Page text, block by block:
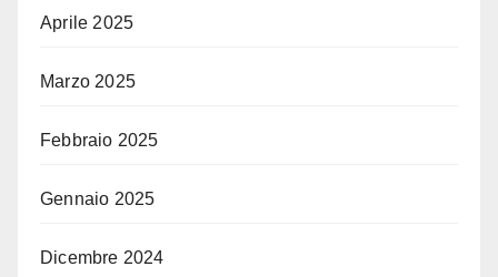
Aprile 2025
Marzo 2025
Febbraio 2025
Gennaio 2025
Dicembre 2024